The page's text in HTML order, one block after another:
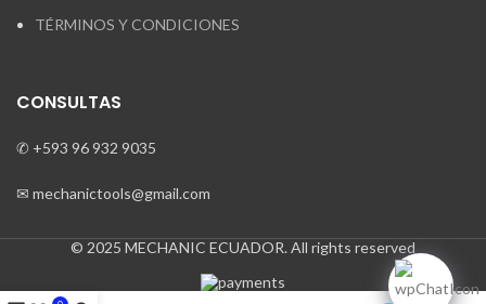
TÉRMINOS Y CONDICIONES
CONSULTAS
✆ +593 96 932 9035
✉ mechanictools@gmail.com
© 2025 MECHANIC ECUADOR. All rights reserved